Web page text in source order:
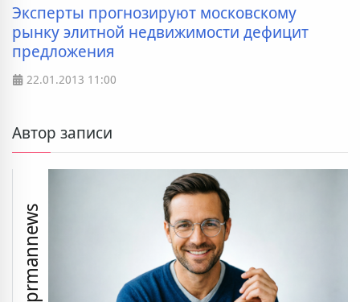
Эксперты прогнозируют московскому
рынку элитной недвижимости дефицит
предложения
22.01.2013 11:00
Автор записи
prmannews